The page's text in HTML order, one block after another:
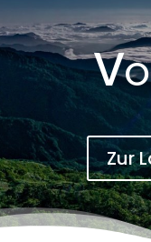
Zur